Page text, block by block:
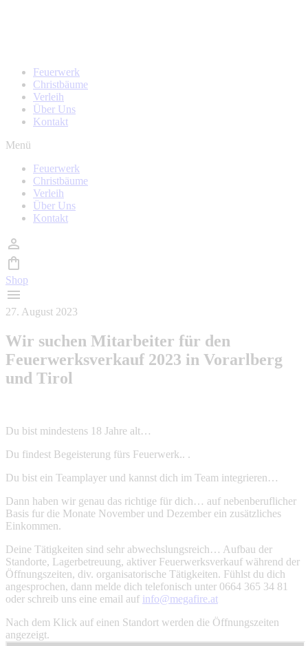
Feuerwerk
Christbäume
Verleih
Über Uns
Kontakt
Menü
Feuerwerk
Christbäume
Verleih
Über Uns
Kontakt
Shop
27. August 2023
Wir suchen Mitarbeiter für den
Feuerwerksverkauf 2023 in Vorarlberg
und Tirol
Du bist mindestens 18 Jahre alt…
Du findest Begeisterung fürs Feuerwerk.. .
Du bist ein Teamplayer und kannst dich im Team integrieren…
Dann haben wir genau das richtige für dich… auf nebenberuflicher
Basis fur die Monate November und Dezember ein zusätzliches
Einkommen.
Deine Tätigkeiten sind sehr abwechslungsreich… Aufbau der
Standorte, Lagerbetreuung, aktiver Feuerwerksverkauf während der
Öffnungszeiten, div. organisatorische Tätigkeiten. Fühlst du dich
angesprochen, dann melde dich telefonisch unter 0664 365 34 81
oder schreib uns eine email auf info@megafire.at
Nach dem Klick auf einen Standort werden die Öffnungszeiten
angezeigt.